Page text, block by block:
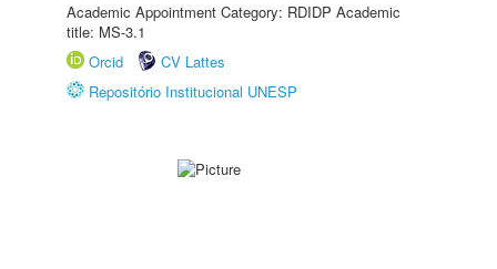
Academic Appointment Category: RDIDP Academic
title: MS-3.1
Orcid
CV Lattes
Repositório Institucional UNESP